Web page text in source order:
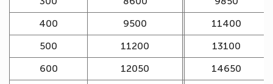
400
9500
11400
500
11200
13100
600
12050
14650